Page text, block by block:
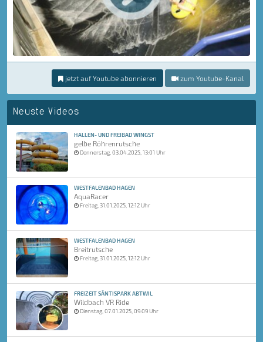
jetzt auf Youtube abonnieren zum Youtube-Kanal
Neuste Videos
HALLEN- UND FREIBAD WINGST
gelbe Röhrenrutsche
Donnerstag, 03.04.2025, 13:01 Uhr
WESTFALENBAD HAGEN
AquaRacer
Freitag, 31.01.2025, 12:12 Uhr
WESTFALENBAD HAGEN
Breitrutsche
Freitag, 31.01.2025, 12:12 Uhr
FREIZEIT SÄNTISPARK ABTWIL
Wildbach VR Ride
Dienstag, 07.01.2025, 09:09 Uhr